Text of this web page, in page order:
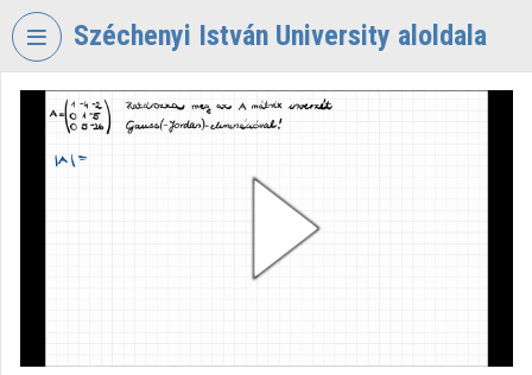
Skip header
Széchenyi István University aloldala
VIDEOTORIUM
SZÉCHENYI